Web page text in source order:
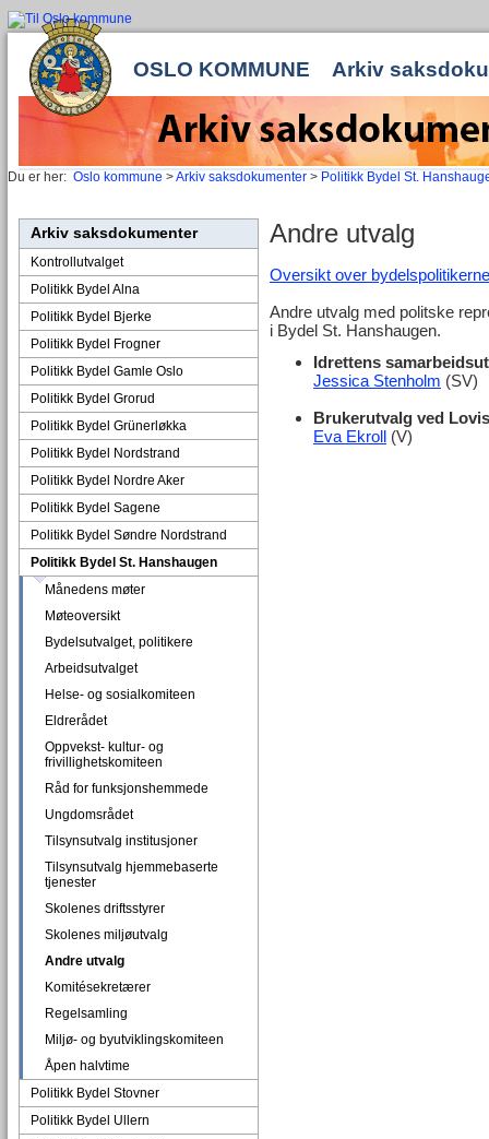
OSLO KOMMUNE Arkiv
Du er her: Oslo kommune >Arkiv saksdokumenter > Politikk Bydel St.
Arkiv saksdokumenter
Kontrollutvalget
Politikk Bydel Alna
Politikk Bydel Bjerke
Politikk Bydel Frogner
Politikk Bydel Gamle Oslo
Politikk Bydel Grorud
Politikk Bydel Grünerløkka
Politikk Bydel Nordstrand
Politikk Bydel Nordre Aker
Politikk Bydel Sagene
Politikk Bydel Søndre Nordstrand
Politikk Bydel St. Hanshaugen
Månedens møter
Møteoversikt
Bydelsutvalget, politikere
Arbeidsutvalget
Helse- og sosialkomiteen
Eldrerådet
Oppvekst- kultur- og
frivillighetskomiteen
Råd for funksjonshemmede
Ungdomsrådet
Tilsynsutvalg institusjoner
Tilsynsutvalg hjemmebaserte
tjenester
Skolenes driftsstyrer
Skolenes miljøutvalg
Andre utvalg
Komitésekretærer
Regelsamling
Miljø- og byutviklingskomiteen
Åpen halvtime
Politikk Bydel Stovner
Politikk Bydel Ullern
Andre utvalg
Oversikt over bydelspolitikerne
Andre utvalg med politske
i Bydel St. Hanshaugen.
Idrettens
Jessica Stenholm (SV)
Brukerutvalg ved
Eva Ekroll (V)